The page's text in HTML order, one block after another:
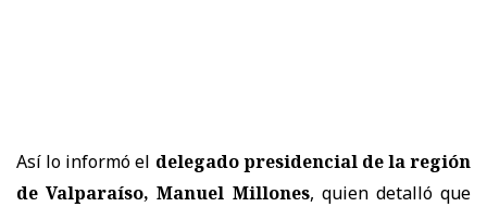
Así lo informó el delegado presidencial de la región
de Valparaíso, Manuel Millones, quien detalló que